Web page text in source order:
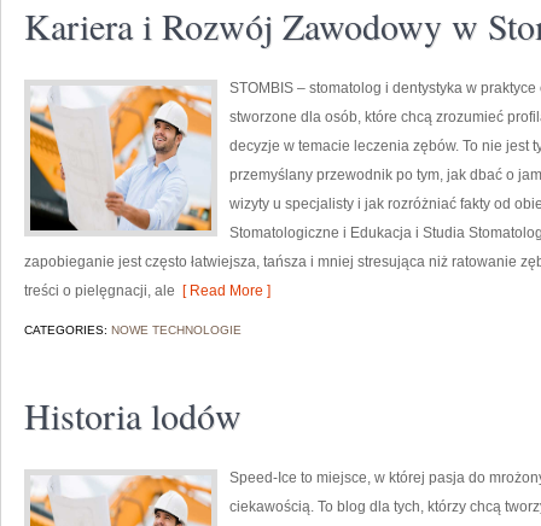
Kariera i Rozwój Zawodowy w
STOMBIS – stomatolog i dentystyka w
stworzone dla osób, które chcą zrozumieć
decyzje w temacie leczenia zębów. To nie jest
przemyślany przewodnik po tym, jak dbać o
wizyty u specjalisty i jak rozróżniać fakty od
Stomatologiczne i Edukacja i Studia
zapobieganie jest często łatwiejsza, tańsza i mniej stresująca niż ratowanie
treści o pielęgnacji, ale [ Read More ]
CATEGORIES: NOWE TECHNOLOGIE
Historia lodów
Speed-Ice to miejsce, w której pasja do
ciekawością. To blog dla tych, którzy chcą